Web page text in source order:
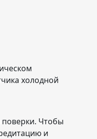
холодной
Чтобы
и